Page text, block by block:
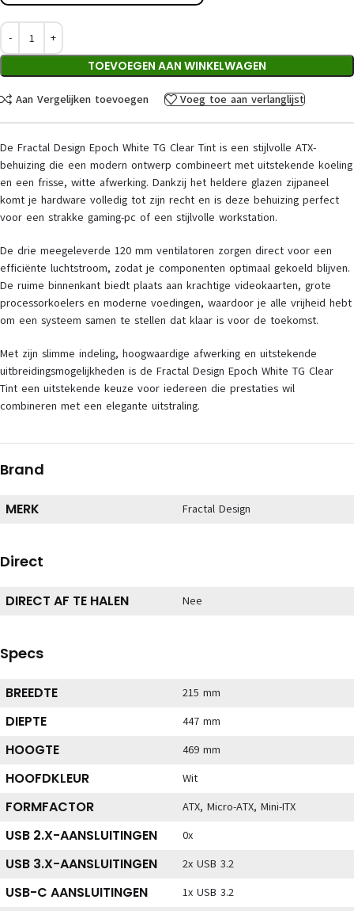
TOEVOEGEN AAN WINKELWAGEN
Aan Vergelijken toevoegen Voeg toe aan verlanglijst
De Fractal Design Epoch White TG Clear Tint is een stijlvolle ATX-
behuizing die een modern ontwerp combineert met uitstekende koeling
en een frisse, witte afwerking. Dankzij het heldere glazen zijpaneel
komt je hardware volledig tot zijn recht en is deze behuizing perfect
voor een strakke gaming-pc of een stijlvolle workstation.
De drie meegeleverde 120 mm ventilatoren zorgen direct voor een
efficiënte luchtstroom, zodat je componenten optimaal gekoeld blijven.
De ruime binnenkant biedt plaats aan krachtige videokaarten, grote
processorkoelers en moderne voedingen, waardoor je alle vrijheid hebt
om een systeem samen te stellen dat klaar is voor de toekomst.
Met zijn slimme indeling, hoogwaardige afwerking en uitstekende
uitbreidingsmogelijkheden is de Fractal Design Epoch White TG Clear
Tint een uitstekende keuze voor iedereen die prestaties wil
combineren met een elegante uitstraling.
Brand
MERK Fractal Design
Direct
DIRECT AF TE HALEN Nee
Specs
BREEDTE 215 mm
DIEPTE 447 mm
HOOGTE 469 mm
HOOFDKLEUR Wit
FORMFACTOR ATX, Micro-ATX, Mini-ITX
USB 2.X-AANSLUITINGEN 0x
USB 3.X-AANSLUITINGEN 2x USB 3.2
USB-C AANSLUITINGEN 1x USB 3.2